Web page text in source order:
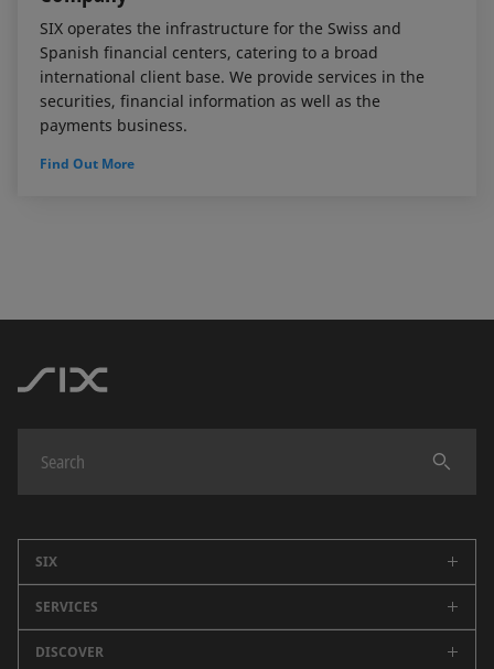
SIX operates the infrastructure for the Swiss and
Spanish financial centers, catering to a broad
international client base. We provide services in the
securities, financial information as well as the
payments business.
Find Out More
SIX
Company
Careers
SERVICES
Swiss Stock Exchange
DISCOVER